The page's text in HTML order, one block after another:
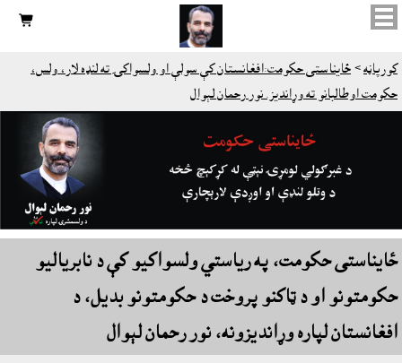

کورپاڼه > ځايناستى حکومت:افغانستان کې سولې او ولسواکۍ ته لنډه لار، ولس،
حکومت اوطالبانو ته وړانديز. نور رحمان لېوال
ځايناستى حکومت، په رياستي ولسواکيو کې د نابرياليو
حکومتونو او د ټاکنو پروخت د حکومتونو بديل، د
افغانستان لپاره وړانديزونه، نور رحمان لېوال